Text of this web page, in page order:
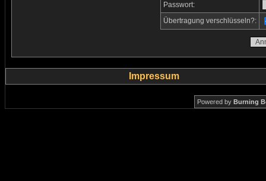
Passwort:
Übertragung verschlüsseln?:
Impressum
Powered by Burning